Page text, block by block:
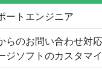
ートエンジニア
らのお問い合わせ対
ジソフトのカスタマ